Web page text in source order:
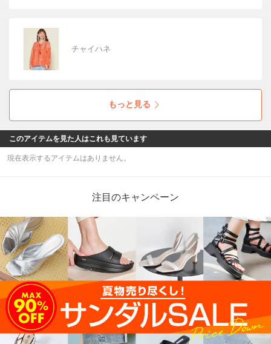
チャイハネ
もっと見る
このアイテムを見た人はこれも見ています
現在表示するアイテムはありません。
注目のキャンペーン